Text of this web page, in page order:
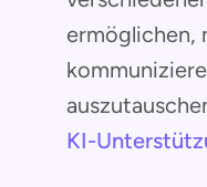
ermöglichen,
KI-